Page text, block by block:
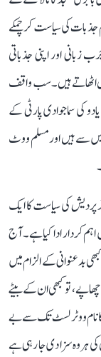
کی سیاست کر چمکے
زبانی اور اپنی جذباتی
اٹھاتے ہیں۔ سب واقف
کی سماجوادی پارٹی کے
میں سے ہیں اور مسلم ووٹ
پردیش کی سیاست کا ایک
کردار ادا کیا ہے۔ آج
بدعنوانی کے الزام میں
تو کبھی ان کے بیٹے
نام ووٹر لسٹ تک سے بے
ہر وہ سزا دی جا رہی ہے